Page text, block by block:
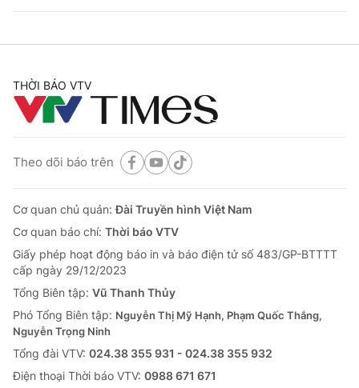
THỜI BÁO VTV
Theo dõi báo trên
Cơ quan chủ quản:Đài Truyền hình Việt Nam
Cơ quan báo chí: Thời báo VTV
Giấy phép hoạt động báo in và báo điện tử số 483/GP-BTTTT
cấp ngày 29/12/2023
Tổng Biên tập: Vũ Thanh Thủy
Phó Tổng Biên tập: Nguyễn Thị Mỹ Hạnh, Phạm Quốc Thắng,
Nguyễn Trọng Ninh
Tổng đài VTV: 024.38 355 931 - 024.38 355 932
Ðiện thoại Thời báo VTV: 0988 671 671